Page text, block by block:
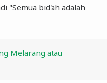
"Semua bid'ah adalah
Melarang atau